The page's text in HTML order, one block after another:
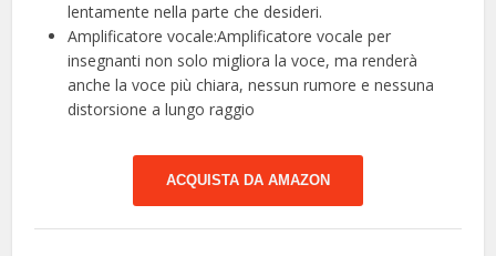
lentamente nella parte che desideri.
Amplificatore vocale:Amplificatore vocale per
insegnanti non solo migliora la voce, ma renderà
anche la voce più chiara, nessun rumore e nessuna
distorsione a lungo raggio
ACQUISTA DA AMAZON